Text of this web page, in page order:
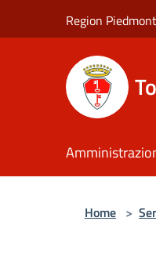
Region Piedmont
Home >